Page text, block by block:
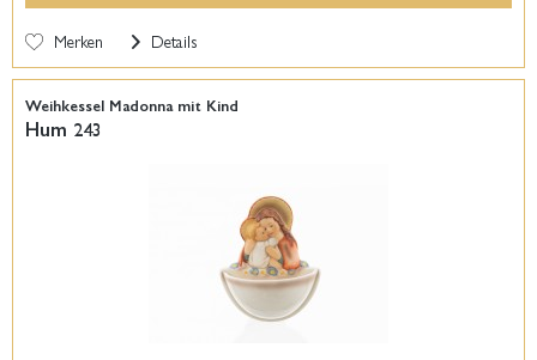
Merken Details
Weihkessel Madonna mit Kind
Hum 243